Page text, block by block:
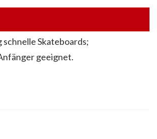
schnelle Skateboards;
geeignet.